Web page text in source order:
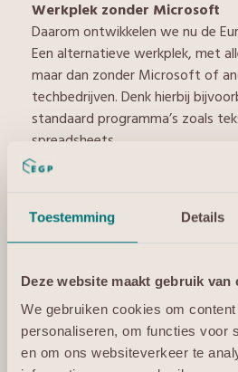
Toestemming Details
Deze website maakt gebruik van
We gebruiken cookies om
personaliseren, om functies voor
en om ons websiteverkeer te
Werkplek zonder Microsoft
Daarom ontwikkelen we nu de
Een alternatieve werkplek, met
maar dan zonder Microsoft of
techbedrijven. Denk hierbij
standaard programma’s zoals
spreadsheets.
Tijdens de EGP Summer School
enthousiaster dan we hadden
dat we hiermee echt aan een
Aan het bouwen
De EU Werkplek is onder meer
omgevingen, met minder IT-
fuctionaliteiten nodig hebben